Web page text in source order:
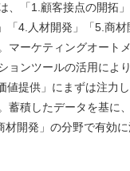
、「1.顧客接点の開拓
「4.人材開発」「5.商
マーケティングオート
ョンツールの活用によ
値提供」にまずは注力
蓄積したデータを基に
材開発」の分野で有効